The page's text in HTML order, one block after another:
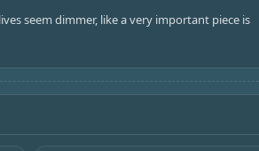
seem dimmer, like a very important piece is